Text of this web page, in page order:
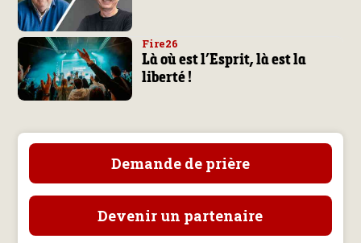
Fire26
Là où est l’Esprit, là est la
liberté !
Demande de prière
Devenir un partenaire